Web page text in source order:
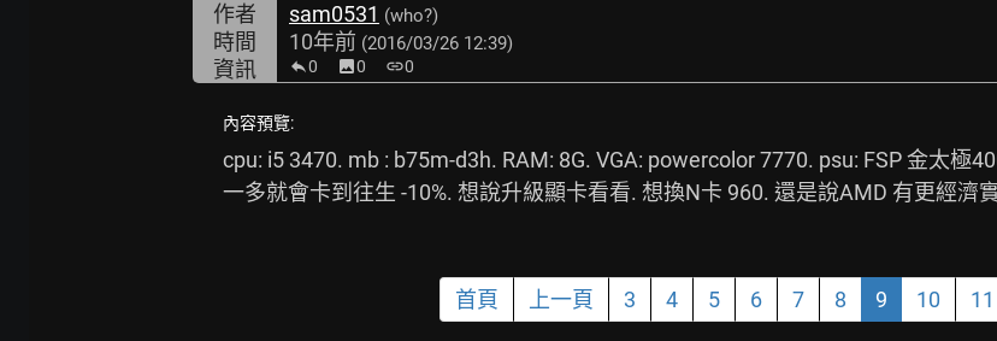
作者 sam0531 (who?)
時間 10年前 (2016/03/26 12:39)
資訊 0 image0 link0
內容預覽:
cpu: i5 3470. mb : b75m-d3h. RAM: 8G. VGA: powercolor 7770. psu: FSP 金太極
一多就會卡到往生 -10%. 想說升級顯卡看看. 想換N卡 960. 還是說AMD 有更經濟
首頁 上一頁 3 4 5 6 7 8 9 10 11